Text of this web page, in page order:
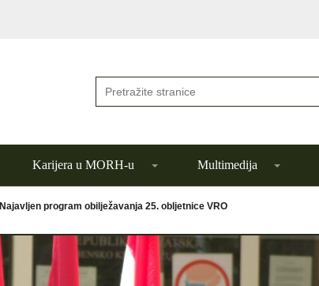
Karijera u MORH-u Multimedija
Najavljen program obilježavanja 25. obljetnice VRO